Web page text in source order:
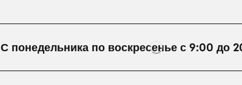
С понедельника по воскресенье с 9:00 до